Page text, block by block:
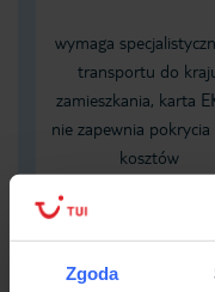
Zgoda
wymaga
transportu do
zamieszkania, karta
nie zapewnia pokrycia
kosztów